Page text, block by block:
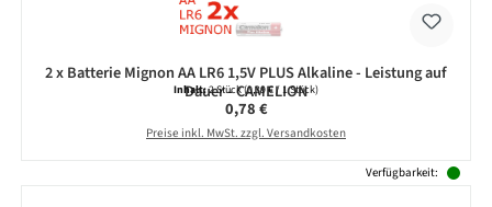
2 x Batterie Mignon AA LR6 1,5V PLUS Alkaline - Leistung auf
Dauer - CAMELION
Inhalt:2 Stück(0,39 € / 1 Stück)
Regulärer Preis:
0,78 €
Preise inkl. MwSt. zzgl. Versandkosten
Verfügbarkeit: